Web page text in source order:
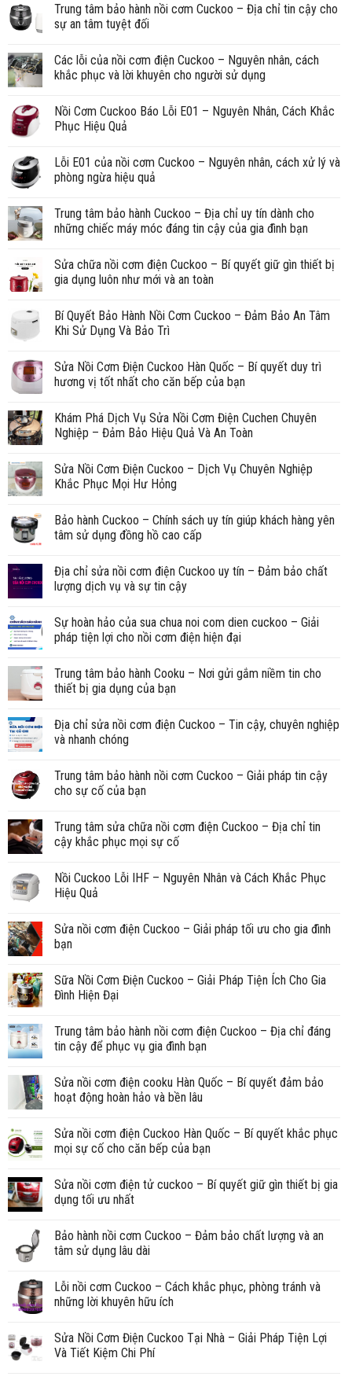
Trung tâm bảo hành nồi cơm Cuckoo – Địa chỉ tin cậy cho
sự an tâm tuyệt đối
Các lỗi của nồi cơm điện Cuckoo – Nguyên nhân, cách
khắc phục và lời khuyên cho người sử dụng
Nồi Cơm Cuckoo Báo Lỗi E01 – Nguyên Nhân, Cách Khắc
Phục Hiệu Quả
Lỗi E01 của nồi cơm Cuckoo – Nguyên nhân, cách xử lý và
phòng ngừa hiệu quả
Trung tâm bảo hành Cuckoo – Địa chỉ uy tín dành cho
những chiếc máy móc đáng tin cậy của gia đình bạn
Sửa chữa nồi cơm điện Cuckoo – Bí quyết giữ gìn thiết bị
gia dụng luôn như mới và an toàn
Bí Quyết Bảo Hành Nồi Cơm Cuckoo – Đảm Bảo An Tâm
Khi Sử Dụng Và Bảo Trì
Sửa Nồi Cơm Điện Cuckoo Hàn Quốc – Bí quyết duy trì
hương vị tốt nhất cho căn bếp của bạn
Khám Phá Dịch Vụ Sửa Nồi Cơm Điện Cuchen Chuyên
Nghiệp – Đảm Bảo Hiệu Quả Và An Toàn
Sửa Nồi Cơm Điện Cuckoo – Dịch Vụ Chuyên Nghiệp
Khắc Phục Mọi Hư Hỏng
Bảo hành Cuckoo – Chính sách uy tín giúp khách hàng yên
tâm sử dụng đồng hồ cao cấp
Địa chỉ sửa nồi cơm điện Cuckoo uy tín – Đảm bảo chất
lượng dịch vụ và sự tin cậy
Sự hoàn hảo của sua chua noi com dien cuckoo – Giải
pháp tiện lợi cho nồi cơm điện hiện đại
Trung tâm bảo hành Cooku – Nơi gửi gắm niềm tin cho
thiết bị gia dụng của bạn
Địa chỉ sửa nồi cơm điện Cuckoo – Tin cậy, chuyên nghiệp
và nhanh chóng
Trung tâm bảo hành nồi cơm Cuckoo – Giải pháp tin cậy
cho sự cố của bạn
Trung tâm sửa chữa nồi cơm điện Cuckoo – Địa chỉ tin
cậy khắc phục mọi sự cố
Nồi Cuckoo Lỗi IHF – Nguyên Nhân và Cách Khắc Phục
Hiệu Quả
Sửa nồi cơm điện Cuckoo – Giải pháp tối ưu cho gia đình
bạn
Sữa Nồi Cơm Điện Cuckoo – Giải Pháp Tiện Ích Cho Gia
Đình Hiện Đại
Trung tâm bảo hành nồi cơm điện Cuckoo – Địa chỉ đáng
tin cậy để phục vụ gia đình bạn
Sửa nồi cơm điện cooku Hàn Quốc – Bí quyết đảm bảo
hoạt động hoàn hảo và bền lâu
Sửa nồi cơm điện Cuckoo Hàn Quốc – Bí quyết khắc phục
mọi sự cố cho căn bếp của bạn
Sửa nồi cơm điện tử cuckoo – Bí quyết giữ gìn thiết bị gia
dụng tối ưu nhất
Bảo hành nồi cơm Cuckoo – Đảm bảo chất lượng và an
tâm sử dụng lâu dài
Lỗi nồi cơm Cuckoo – Cách khắc phục, phòng tránh và
những lời khuyên hữu ích
Sửa Nồi Cơm Điện Cuckoo Tại Nhà – Giải Pháp Tiện Lợi
Và Tiết Kiệm Chi Phí